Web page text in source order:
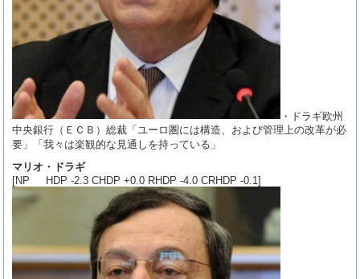
・ドラギ欧州
中央銀行（ＥＣＢ）総裁「ユーロ圏には構造、および管理上の改革が必
要」「我々は楽観的な見通しを持っている」
マリオ・ドラギ
[NP HDP -2.3 CHDP +0.0 RHDP -4.0 CRHDP -0.1]